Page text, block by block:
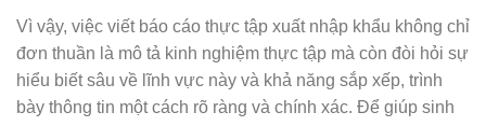
Vì vậy, việc viết báo cáo thực tập xuất nhập khẩu không chỉ
đơn thuần là mô tả kinh nghiệm thực tập mà còn đòi hỏi sự
hiểu biết sâu về lĩnh vực này và khả năng sắp xếp, trình
bày thông tin một cách rõ ràng và chính xác. Để giúp sinh